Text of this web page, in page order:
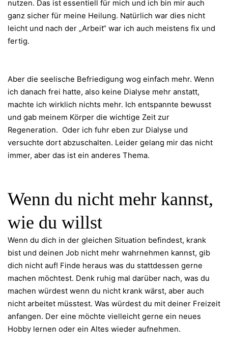
nutzen. Das ist essentiell für mich und ich bin mir auch
ganz sicher für meine Heilung. Natürlich war dies nicht
leicht und nach der „Arbeit“ war ich auch meistens fix und
fertig.
Aber die seelische Befriedigung wog einfach mehr. Wenn
ich danach frei hatte, also keine Dialyse mehr anstatt,
machte ich wirklich nichts mehr. Ich entspannte bewusst
und gab meinem Körper die wichtige Zeit zur
Regeneration. Oder ich fuhr eben zur Dialyse und
versuchte dort abzuschalten. Leider gelang mir das nicht
immer, aber das ist ein anderes Thema.
Wenn du nicht mehr kannst,
wie du willst
Wenn du dich in der gleichen Situation befindest, krank
bist und deinen Job nicht mehr wahrnehmen kannst, gib
dich nicht auf! Finde heraus was du stattdessen gerne
machen möchtest. Denk ruhig mal darüber nach, was du
machen würdest wenn du nicht krank wärst, aber auch
nicht arbeitet müsstest. Was würdest du mit deiner Freizeit
anfangen. Der eine möchte vielleicht gerne ein neues
Hobby lernen oder ein Altes wieder aufnehmen.